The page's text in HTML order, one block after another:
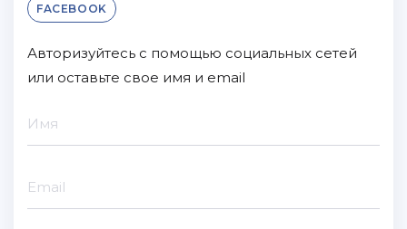
FACEBOOK
Авторизуйтесь с помощью социальных сетей
или оставьте свое имя и email